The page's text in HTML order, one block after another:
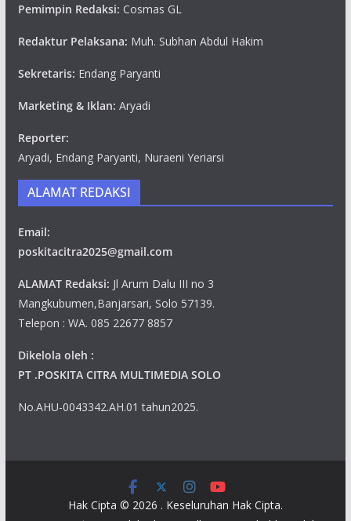
Pemimpin Redaksi: Cosmas GL
Redaktur Pelaksana: Muh. Subhan Abdul Hakim
Sekretaris: Endang Paryanti
Marketing & Iklan: Aryadi
Reporter:
Aryadi, Endang Paryanti, Nuraeni Yeriarsi
ALAMAT REDAKSI
Email:
poskitacitra2025@gmail.com
ALAMAT Redaksi: Jl Arum Dalu III no 3
Mangkubumen,Banjarsari, Solo 57139.
Telepon : WA. 085 22677 8857
Dikelola oleh :
PT .POSKITA CITRA MULTIMEDIA SOLO
No.AHU-0043342.AH.01 tahun2025.
Hak Cipta © 2026 . Keseluruhan Hak Cipta.